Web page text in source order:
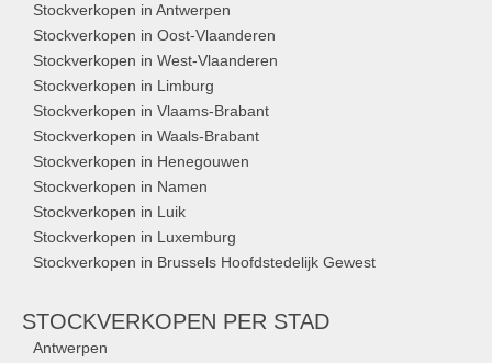
Stockverkopen in Antwerpen
Stockverkopen in Oost-Vlaanderen
Stockverkopen in West-Vlaanderen
Stockverkopen in Limburg
Stockverkopen in Vlaams-Brabant
Stockverkopen in Waals-Brabant
Stockverkopen in Henegouwen
Stockverkopen in Namen
Stockverkopen in Luik
Stockverkopen in Luxemburg
Stockverkopen in Brussels Hoofdstedelijk Gewest
STOCKVERKOPEN PER STAD
Antwerpen